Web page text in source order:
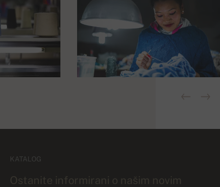
KATALOG
Ostanite informirani o našim novim